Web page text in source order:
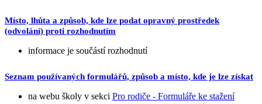
Místo, lhůta a způsob, kde lze podat opravný prostředek
(odvolání) proti rozhodnutím
informace je součástí rozhodnutí
Seznam používaných formulářů, způsob a místo, kde je lze získat
na webu školy v sekci Pro rodiče - Formuláře ke stažení